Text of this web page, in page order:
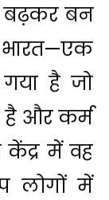
बन
भारत—एक
है जो
है और कर्म
में वह
लोगों में